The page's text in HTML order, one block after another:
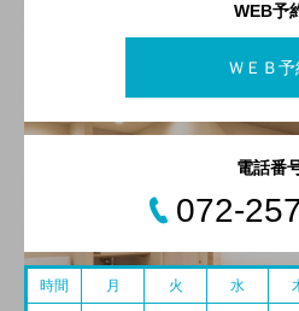
WEB予
ＷＥＢ予
電話番
072-
時間 月 火 水